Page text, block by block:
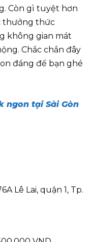
Còn gì tuyệt hơn
thưởng thức
không gian mát
Chắc chắn đây
đáng để bạn ghé
ngon tại Sài Gòn
Lê Lai, quận 1, Tp.